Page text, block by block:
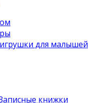
для малышей
книжки